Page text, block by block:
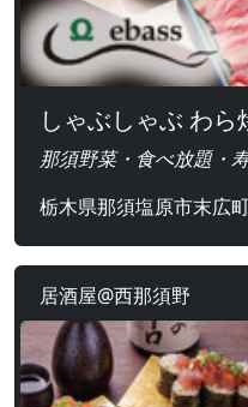
しゃぶしゃぶ わ
那須野菜・食べ放題・
栃木県那須塩原市末広
居酒屋@西那須野